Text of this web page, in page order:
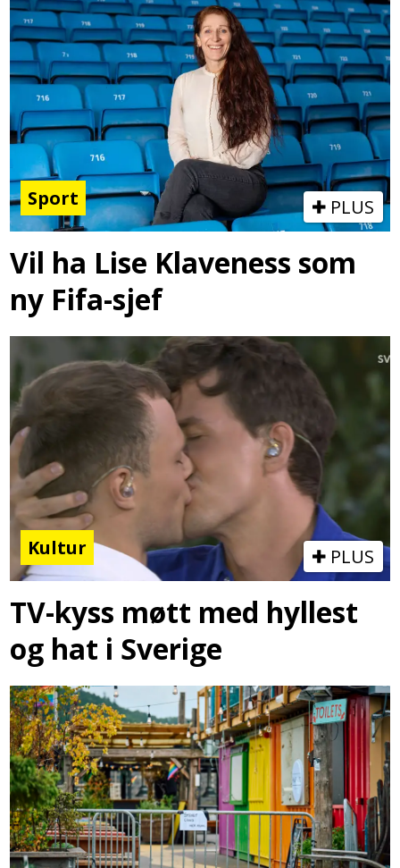
Sport PLUS
Vil ha Lise Klaveness som
ny Fifa-sjef
Kultur PLUS
TV-kyss møtt med hyllest
og hat i Sverige